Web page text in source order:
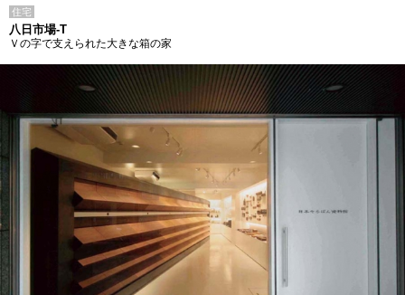
住宅
八日市場-T
Ｖの字で支えられた大きな箱の家